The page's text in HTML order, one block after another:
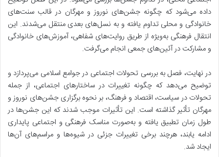
داده می‌شود که چگونه جشن‌های نوروز و مهرگان در قالب سنت‌های
خانوادگی و محلی تداوم یافته و به نسل‌های بعدی منتقل می‌شدند. این
انتقال فرهنگی به‌ویژه از طریق روایت‌های شفاهی، آموزش‌های خانوادگی
و مشارکت در آئین‌های جمعی انجام می‌گرفت.
در نهایت، فصل به بررسی تحولات اجتماعی در جوامع اسلامی می‌پردازد و
توضیح می‌دهد که چگونه تغییرات در ساختارهای اجتماعی، از جمله
تحولات در سیاست، اقتصاد و فرهنگ، بر نحوه برگزاری جشن‌های نوروز و
مهرگان تأثیر گذاشته است. این تأثیرات موجب شدند که این جشن‌ها در
طول زمان تطبیق یافته و به‌صورت مناسک فرهنگی و اجتماعی پایداری
ادامه یابند، هرچند برخی تغییرات جزئی در شیوه‌ها و مراسم‌های آن‌ها
ایجاد شد.